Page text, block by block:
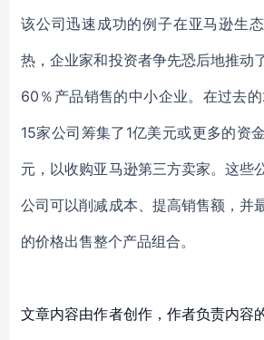
该公司迅速成功的例子在亚马逊生
热 ，企业家和投资者争先恐后地推动
60％产品销售的中小企业。在过去
15家公司筹集了1亿美元或更多的资
元，以收购亚马逊第三方卖家。这些
公司可以削减成本、 提高销售额 ，并
的价格出售整个产品组合。
文章内容由作者创作，作者负责内容